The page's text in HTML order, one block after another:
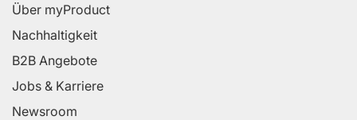
Über myProduct
Nachhaltigkeit
B2B Angebote
Jobs & Karriere
Newsroom